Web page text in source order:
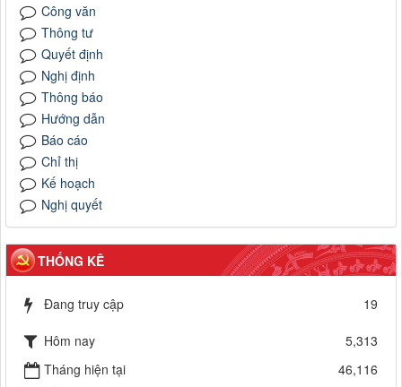
Công văn
Thông tư
Quyết định
Nghị định
Thông báo
Hướng dẫn
Báo cáo
Chỉ thị
Kế hoạch
Nghị quyết
THỐNG KÊ
Đang truy cập 19
Hôm nay
5,313
Tháng hiện tại
46,116